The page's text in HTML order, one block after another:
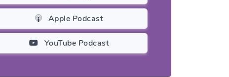
Apple Podcast
YouTube Podcast